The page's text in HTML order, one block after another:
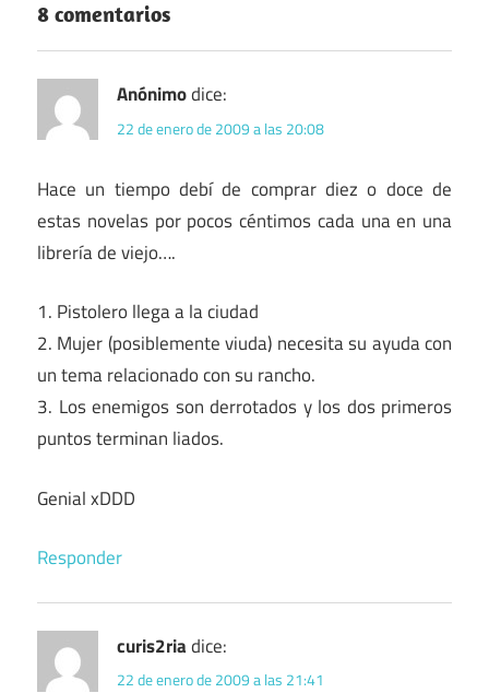
8 comentarios
Anónimodice:
22 de enero de 2009 a las 20:08
Hace un tiempo debí de comprar diez o doce de
estas novelas por pocos céntimos cada una en una
librería de viejo….
1. Pistolero llega a la ciudad
2. Mujer (posiblemente viuda) necesita su ayuda con
un tema relacionado con su rancho.
3. Los enemigos son derrotados y los dos primeros
puntos terminan liados.
Genial xDDD
Responder
curis2riadice:
22 de enero de 2009 a las 21:41